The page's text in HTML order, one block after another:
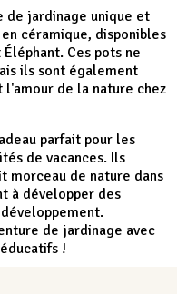
de jardinage unique et
céramique, disponibles
Ces pots ne
ils sont également
de la nature chez
parfait pour les
de vacances. Ils
de nature dans
à développer des
de jardinage avec
!